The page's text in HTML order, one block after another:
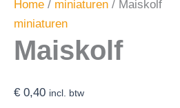
Home / miniaturen / Maiskolf
miniaturen
Maiskolf
€ 0,40 incl. btw